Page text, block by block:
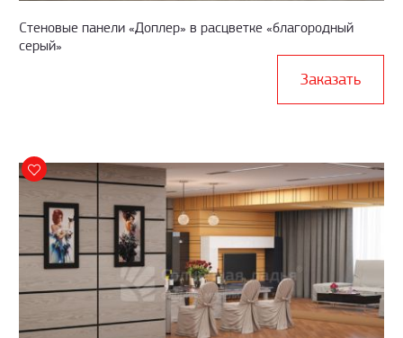
Стеновые панели «Доплер» в расцветке «благородный
серый»
Заказать